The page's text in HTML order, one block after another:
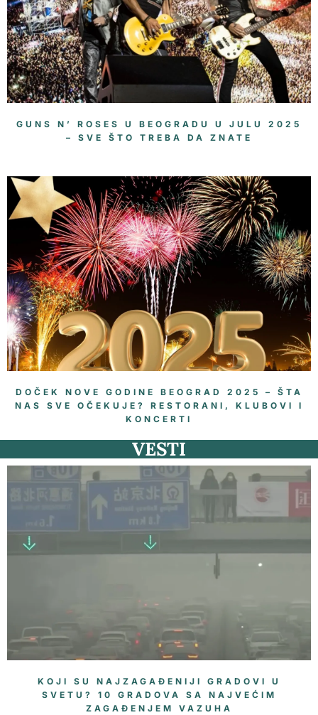
GUNS N’ ROSES U BEOGRADU U JULU 2025
– SVE ŠTO TREBA DA ZNATE
DOČEK NOVE GODINE BEOGRAD 2025 – ŠTA
NAS SVE OČEKUJE? RESTORANI, KLUBOVI I
KONCERTI
VESTI
KOJI SU NAJZAGAĐENIJI GRADOVI U
SVETU? 10 GRADOVA SA NAJVEĆIM
ZAGAĐENJEM VAZUHA